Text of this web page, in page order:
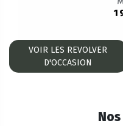
1
VOIR LES REVOLVER
D'OCCASION